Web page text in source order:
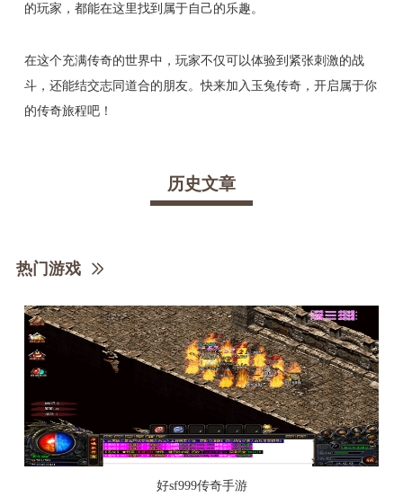
的玩家，都能在这里找到属于自己的乐趣。
在这个充满传奇的世界中，玩家不仅可以体验到紧张刺激的战
斗，还能结交志同道合的朋友。快来加入玉兔传奇，开启属于你
的传奇旅程吧！
历史文章
热门游戏
好sf999传奇手游